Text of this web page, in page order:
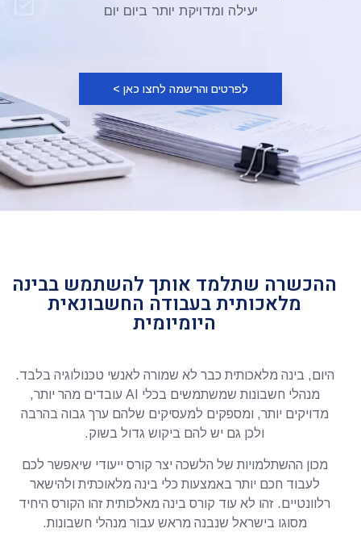
יעילה ומדויקת יותר ביום יום
לפרטים והרשמה לחצו כאן >
ההכשרה שתלמד אותך להשתמש בבינה
מלאכותית בעבודה החשבונאית
היומיומית
היום, בינה מלאכותית כבר לא שמורה לאנשי טכנולוגיה בלבד.
מנהלי חשבונות שמשתמשים בכלי AI עובדים מהר יותר,
מדויקים יותר, ומספקים למעסיקים שלהם ערך גבוה בהרבה
ולכן גם יש להם ביקוש גדול בשוק.
מכון ההשתלמויות של הלשכה יצר קורס ייעודי שיאפשר לכם
לעבוד חכם יותר באמצעות כלי בינה מלאוכתית ולהישאר
רלוונטיים. זהו לא עוד קורס בינה מאלכותית זהו הקורס היחיד
מסוגו בישראל שנבנה מראש עבור מנהלי חשבונות.